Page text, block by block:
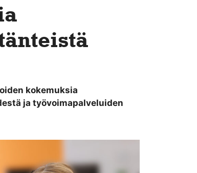
kokemuksia
ja työvoimapalveluiden